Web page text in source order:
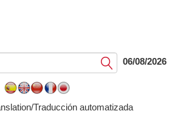
Submit06/08/2026
Traducción automatizada